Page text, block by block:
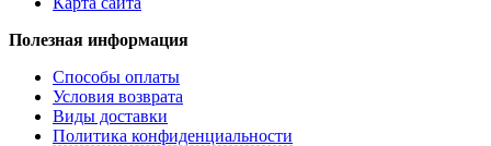
Полезная информация
Способы оплаты
Условия возврата
Виды доставки
Политика конфиденциальности